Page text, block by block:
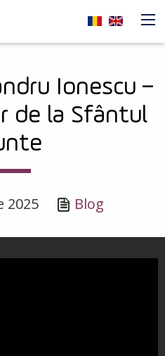
Ionescu –
de la Sfântul
2025 Blog